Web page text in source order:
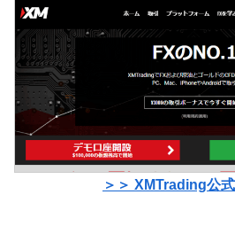
＞＞ XMTrading公